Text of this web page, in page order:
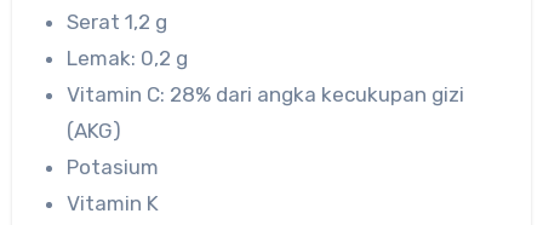
Serat 1,2 g
Lemak: 0,2 g
Vitamin C: 28% dari angka kecukupan gizi
(AKG)
Potasium
Vitamin K